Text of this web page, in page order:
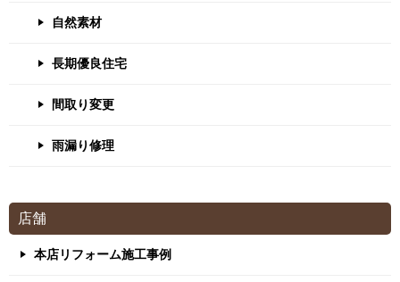
自然素材
長期優良住宅
間取り変更
雨漏り修理
店舗
本店リフォーム施工事例